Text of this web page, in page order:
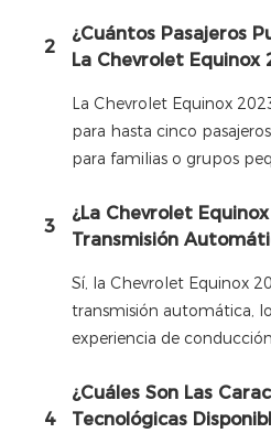
2
¿Cuántos Pasajeros
La Chevrolet Equinox
La Chevrolet Equinox
para hasta cinco
para familias o grupos
3
¿La Chevrolet
Transmisión
Sí, la Chevrolet Equinox
transmisión automática,
experiencia de
4
¿Cuáles Son Las
Tecnológicas